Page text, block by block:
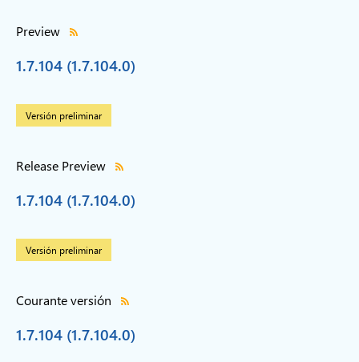
Preview
1.7.104 (1.7.104.0)
Versión preliminar
Release Preview
1.7.104 (1.7.104.0)
Versión preliminar
Courante versión
1.7.104 (1.7.104.0)